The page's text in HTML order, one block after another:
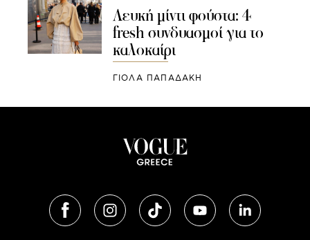
Λευκή μίντι φούστα: 4
fresh συνδυασμοί για το
καλοκαίρι
ΓΙΌΛΑ ΠΑΠΑΔΆΚΗ